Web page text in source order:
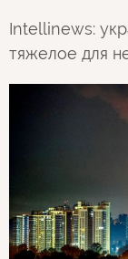
Intellinews:
тяжелое для